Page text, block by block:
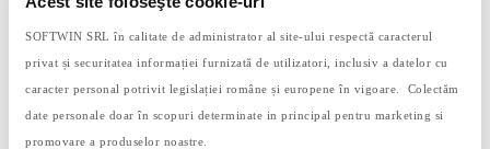
SOFTWIN SRL în calitate de administrator al site-ului respectă caracterul
privat și securitatea informației furnizată de utilizatori, inclusiv a datelor cu
caracter personal potrivit legislației române și europene în vigoare. Colectăm
date personale doar în scopuri determinate in principal pentru marketing si
promovare a produselor noastre.